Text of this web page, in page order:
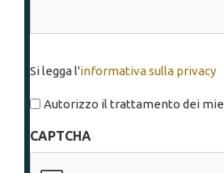
legga
l'informativa
privacy
Si legga l'informativa sulla privacy
Autorizzo il trattamento dei
CAPTCHA